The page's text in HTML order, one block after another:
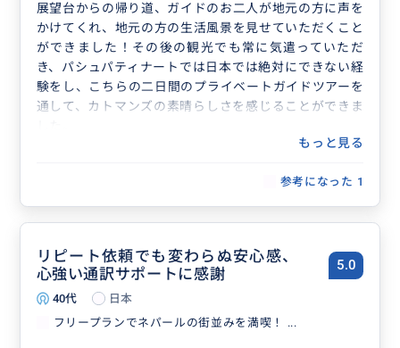
展望台からの帰り道、ガイドのお二人が地元の方に声を
かけてくれ、地元の方の生活風景を見せていただくこと
ができました！その後の観光でも常に気遣っていただ
き、パシュパティナートでは日本では絶対にできない経
験をし、こちらの二日間のプライベートガイドツアーを
通して、カトマンズの素晴らしさを感じることができま
自然現象には勝てないものの、臨機応変にこちらの意見
もしまたネパールに行く機会があれば、絶対にもう一度
お願いしたいです。
もっと見る
参考になった 1
リピート依頼でも変わらぬ安心感、
心強い通訳サポートに感謝
5.0
40代
日本
フリープランでネパールの街並みを満喫！ ...